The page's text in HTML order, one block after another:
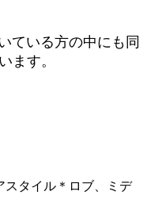
ている方の中にも同
ます。